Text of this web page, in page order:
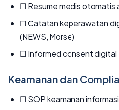
☐ Resume medis otomatis
☐ Catatan keperawatan
(NEWS, Morse)
☐ Informed consent digital
Keamanan dan
☐ SOP keamanan